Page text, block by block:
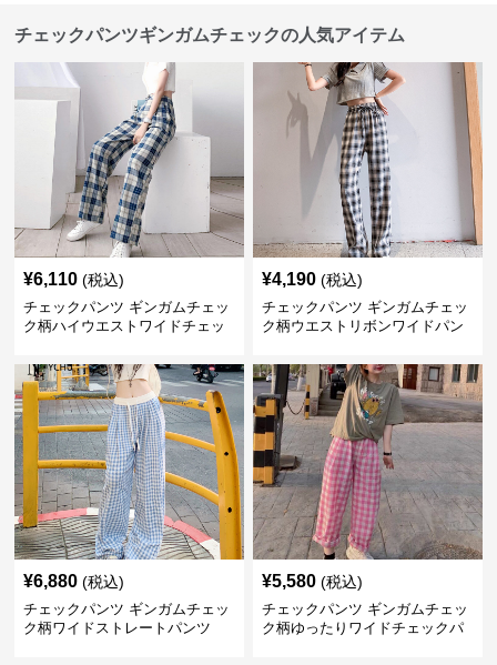
チェックパンツギンガムチェックの人気アイテム
¥6,110 (税込)
チェックパンツ ギンガムチェッ
ク柄ハイウエストワイドチェッ
¥4,190 (税込)
チェックパンツ ギンガムチェッ
ク柄ウエストリボンワイドパン
¥6,880 (税込)
チェックパンツ ギンガムチェッ
ク柄ワイドストレートパンツ
¥5,580 (税込)
チェックパンツ ギンガムチェッ
ク柄ゆったりワイドチェックパ